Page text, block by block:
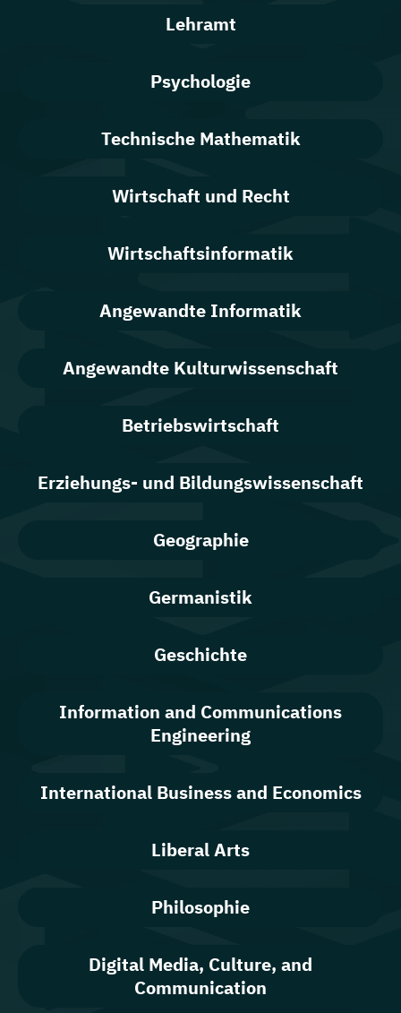
Lehramt
Psychologie
Technische Mathematik
Wirtschaft und Recht
Wirtschaftsinformatik
Angewandte Informatik
Angewandte Kulturwissenschaft
Betriebswirtschaft
Erziehungs- und Bildungswissenschaft
Geographie
Germanistik
Geschichte
Information and Communications
Engineering
International Business and Economics
Liberal Arts
Philosophie
Digital Media, Culture, and
Communication